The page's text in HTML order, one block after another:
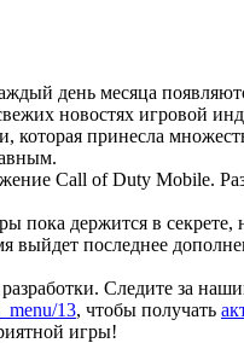
день месяца
новостях игровой
принесла
Call of Duty Mobile.
пока держится в секрете,
выйдет последнее
Следите за
13, чтобы получать
игры!